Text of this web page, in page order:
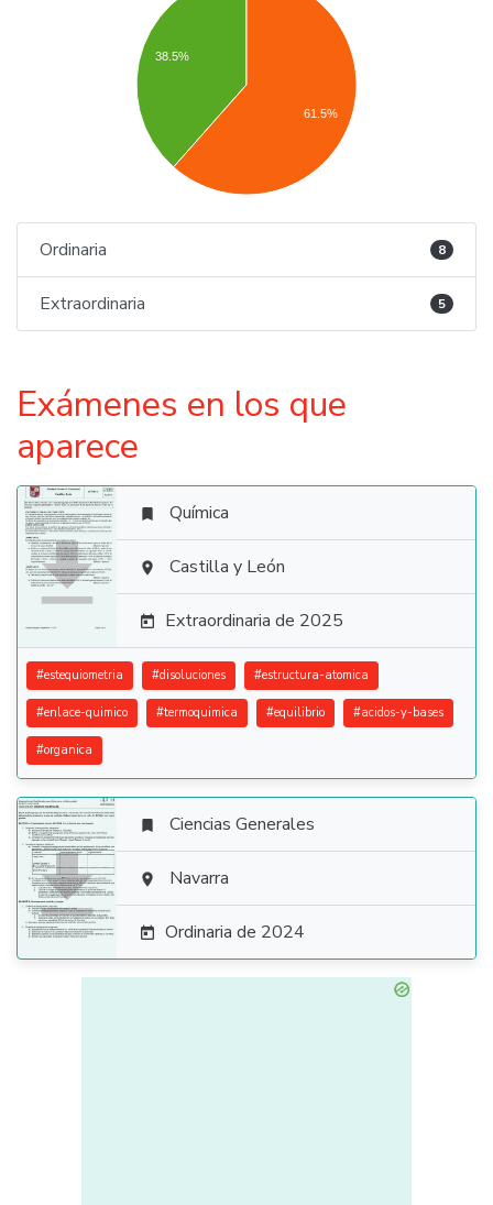
38.5%
61.5%
Ordinaria 8
Extraordinaria 5
Exámenes en los que
aparece

 Química
 Castilla y León
 Extraordinaria de 2025
#estequiometria #disoluciones #estructura-atomica
#enlace-quimico #termoquimica #equilibrio #acidos-y-bases
#organica

 Ciencias Generales
 Navarra
 Ordinaria de 2024